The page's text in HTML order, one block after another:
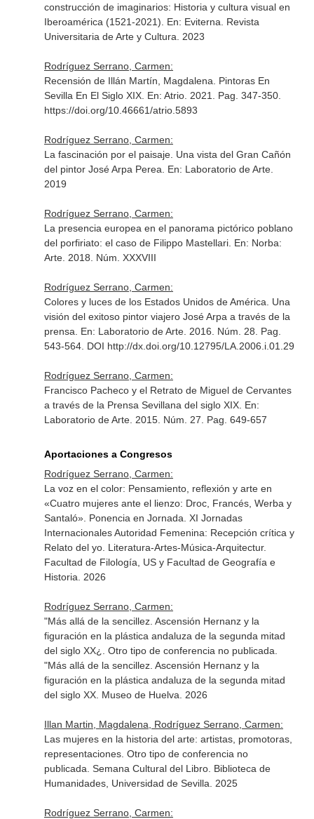
construcción de imaginarios: Historia y cultura visual en
Iberoamérica (1521-2021). En: Eviterna. Revista
Universitaria de Arte y Cultura . 2023
Rodríguez Serrano, Carmen:
Recensión de Illán Martín, Magdalena. Pintoras En
Sevilla En El Siglo XIX. En: Atrio. 2021. Pag. 347-350.
https://doi.org/10.46661/atrio.5893
Rodríguez Serrano, Carmen:
La fascinación por el paisaje. Una vista del Gran Cañón
del pintor José Arpa Perea. En: Laboratorio de Arte.
2019
Rodríguez Serrano, Carmen:
La presencia europea en el panorama pictórico poblano
del porfiriato: el caso de Filippo Mastellari. En: Norba:
Arte. 2018. Núm. XXXVIII
Rodríguez Serrano, Carmen:
Colores y luces de los Estados Unidos de América. Una
visión del exitoso pintor viajero José Arpa a través de la
prensa. En: Laboratorio de Arte. 2016. Núm. 28. Pag.
543-564. DOI http://dx.doi.org/10.12795/LA.2006.i.01.29
Rodríguez Serrano, Carmen:
Francisco Pacheco y el Retrato de Miguel de Cervantes
a través de la Prensa Sevillana del siglo XIX. En:
Laboratorio de Arte. 2015. Núm. 27. Pag. 649-657
Aportaciones a Congresos
Rodríguez Serrano, Carmen:
La voz en el color: Pensamiento, reflexión y arte en
«Cuatro mujeres ante el lienzo: Droc, Francés, Werba y
Santaló». Ponencia en Jornada. XI Jornadas
Internacionales Autoridad Femenina: Recepción crítica y
Relato del yo. Literatura-Artes-Música-Arquitectur.
Facultad de Filología, US y Facultad de Geografía e
Historia. 2026
Rodríguez Serrano, Carmen:
"Más allá de la sencillez. Ascensión Hernanz y la
figuración en la plástica andaluza de la segunda mitad
del siglo XX¿. Otro tipo de conferencia no publicada.
"Más allá de la sencillez. Ascensión Hernanz y la
figuración en la plástica andaluza de la segunda mitad
del siglo XX. Museo de Huelva. 2026
Illan Martin, Magdalena, Rodríguez Serrano, Carmen:
Las mujeres en la historia del arte: artistas, promotoras,
representaciones. Otro tipo de conferencia no
publicada. Semana Cultural del Libro. Biblioteca de
Humanidades, Universidad de Sevilla. 2025
Rodríguez Serrano, Carmen: